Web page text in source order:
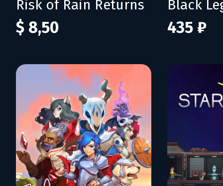
Risk of Rain Returns
$ 8,50
Black
435 ₽